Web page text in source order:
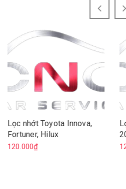
Lọc nhớt Toyota Innova,
Fortuner, Hilux
120.000₫